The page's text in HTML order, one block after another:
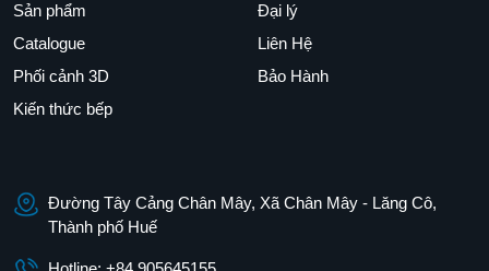
Sản phẩm
Catalogue
Phối cảnh 3D
Kiến thức bếp
Đại lý
Liên Hệ
Bảo Hành
Đường Tây Cảng Chân Mây, Xã Chân Mây - Lăng Cô,
Thành phố Huế